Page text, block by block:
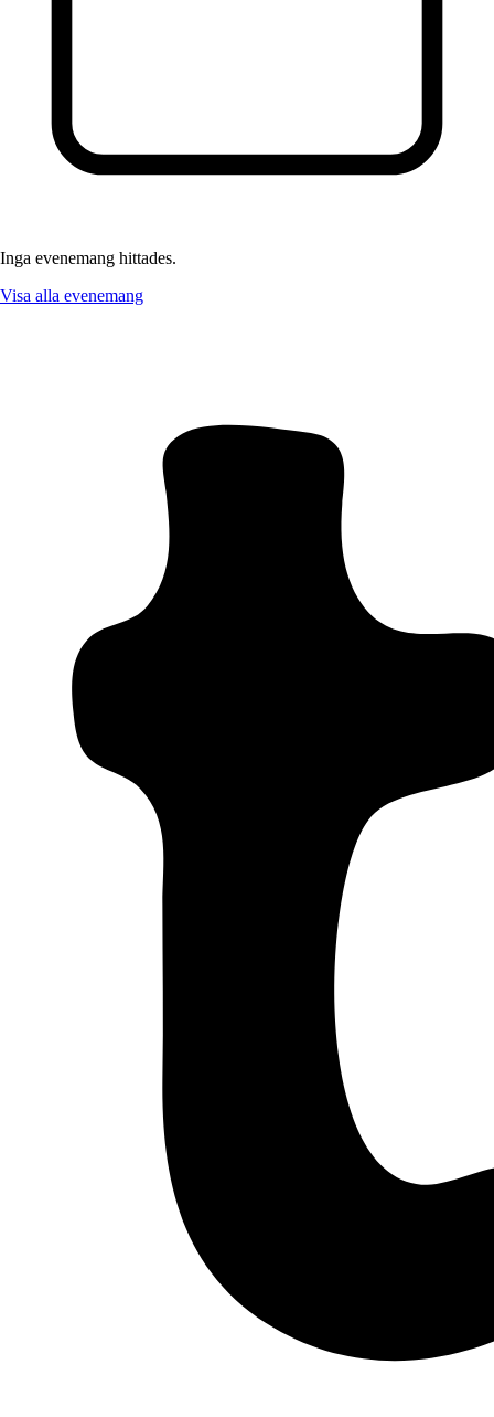
Inga evenemang hittades.
Visa alla evenemang